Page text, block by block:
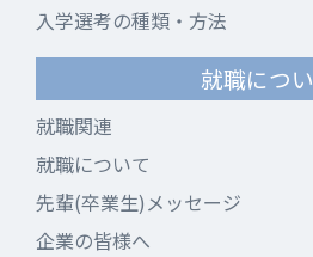
入学選考の種類・方法
就職につ
就職関連
就職について
先輩(卒業生)メッセージ
企業の皆様へ